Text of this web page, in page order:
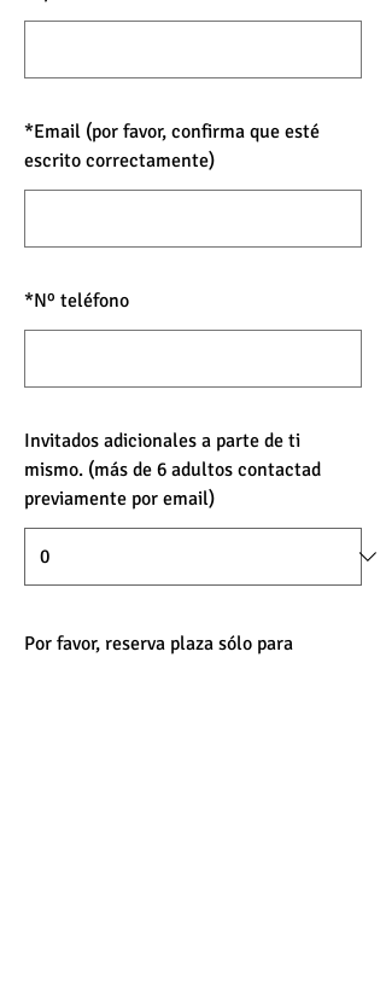
*Email (por favor, confirma que esté
escrito correctamente)
*Nº teléfono
Invitados adicionales a parte de ti
mismo. (más de 6 adultos contactad
previamente por email)
Por favor, reserva plaza sólo para